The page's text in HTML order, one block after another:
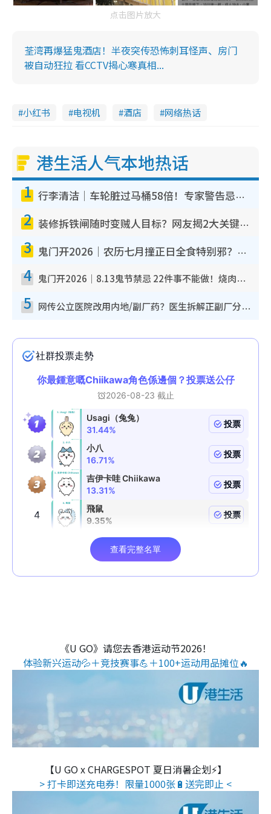
点击图片放大
荃湾再爆猛鬼酒店！半夜突传恐怖刺耳怪声、房门
被自动狂拉 看CCTV揭心寒真相...
小红书 电视机 酒店 网络热话
港生活人气本地热话
1 行李清洁｜车轮脏过马桶58倍！专家警告忌用酒精擦 教1招免脏手除菌
2 装修拆铁闸随时变贼人目标？网友揭2大关键用途：装新款等于白装？附新旧铁闸分别
3 鬼门开2026｜农历七月撞正日全食特别邪？专家警告切忌做一事！揭4大禁忌+2招保平安
4 鬼门开2026｜8.13鬼节禁忌 22件事不能做！烧肉、刺身要少食？半夜勿吹口哨/打给个电话
5 网传公立医院改用内地/副厂药？医生拆解正副厂分别，揭4类人换药随时出事
《U GO》请您去香港运动节2026！
体验新兴运动💦＋竞技赛事💪＋100+运动用品摊位🔥
【U GO x CHARGESPOT 夏日消暑企划⚡】
> 打卡即送充电券！限量1000张🔋送完即止 <